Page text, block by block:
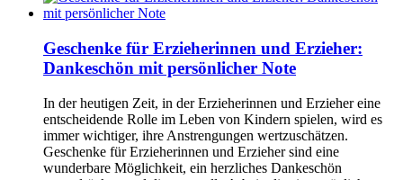
Geschenke für Erzieherinnen und Erzieher:
Dankeschön mit persönlicher Note
In der heutigen Zeit, in der Erzieherinnen und Erzieher eine
entscheidende Rolle im Leben von Kindern spielen, wird es
immer wichtiger, ihre Anstrengungen wertzuschätzen.
Geschenke für Erzieherinnen und Erzieher sind eine
wunderbare Möglichkeit, ein herzliches Dankeschön